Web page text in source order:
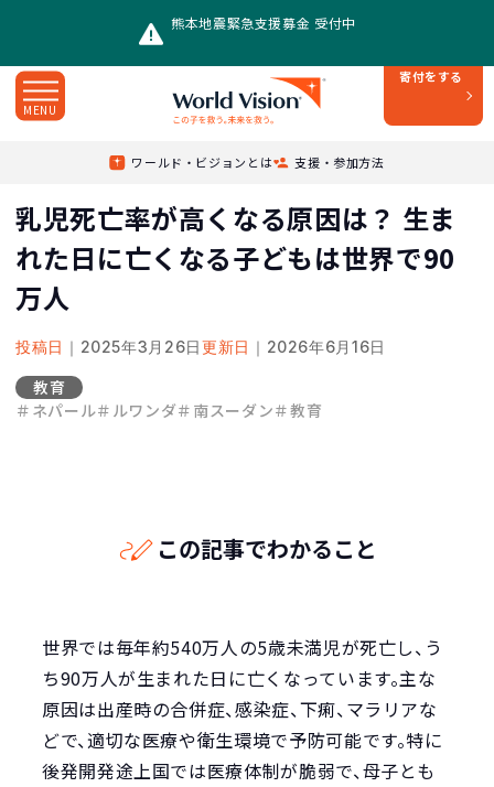
熊本地震緊急支援募金 受付中
寄付をする
MENU
ワールド・ビジョンとは 支援・参加方法
/
乳児死亡率が高くなる原因は？ 生ま
れた日に亡くなる子どもは世界で90
万人
投稿日 ｜2025年3月26日更新日 ｜2026年6月16日
教育
＃ネパール＃ルワンダ＃南スーダン＃教育
この記事でわかること
世界では毎年約540万人の5歳未満児が死亡し、う
ち90万人が生まれた日に亡くなっています。主な
原因は出産時の合併症、感染症、下痢、マラリアな
どで、適切な医療や衛生環境で予防可能です。特に
後発開発途上国では医療体制が脆弱で、母子とも